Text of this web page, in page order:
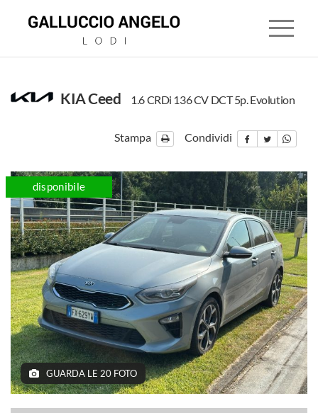
LAND
ROVER
JAGUAR
MITSUBISHI
USATO
SERVIZI
CONTATTI
KIA Ceed 1.6 CRDi 136 CV DCT 5p. Evolution
Stampa Condividi
disponibile
GUARDA LE 20 FOTO